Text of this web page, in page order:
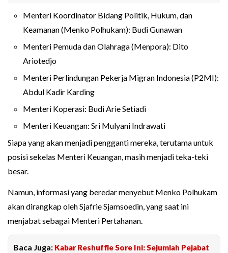
Menteri Koordinator Bidang Politik, Hukum, dan
Keamanan (Menko Polhukam): Budi Gunawan
Menteri Pemuda dan Olahraga (Menpora): Dito
Ariotedjo
Menteri Perlindungan Pekerja Migran Indonesia (P2MI):
Abdul Kadir Karding
Menteri Koperasi: Budi Arie Setiadi
Menteri Keuangan: Sri Mulyani Indrawati
Siapa yang akan menjadi pengganti mereka, terutama untuk
posisi sekelas Menteri Keuangan, masih menjadi teka-teki
besar.
Namun, informasi yang beredar menyebut Menko Polhukam
akan dirangkap oleh Sjafrie Sjamsoedin, yang saat ini
menjabat sebagai Menteri Pertahanan.
Baca Juga: Kabar Reshuffle Sore Ini: Sejumlah Pejabat